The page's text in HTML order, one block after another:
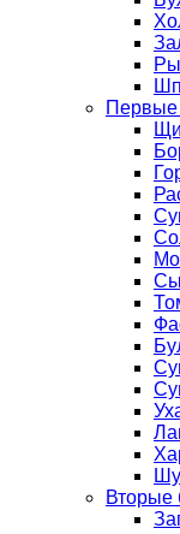
Щи
Вторые